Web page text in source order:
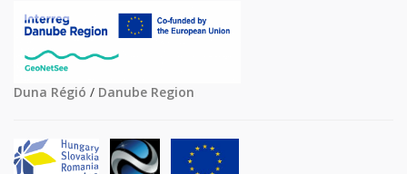
Duna Régió / Danube Region